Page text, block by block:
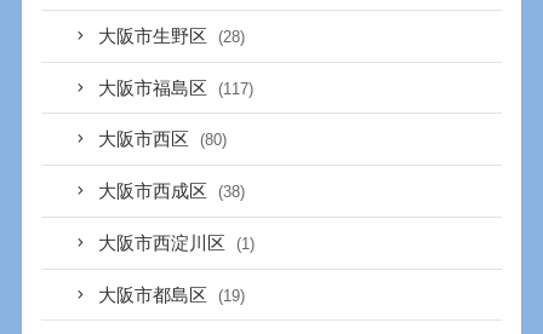
大阪市生野区 (28)
大阪市福島区 (117)
大阪市西区 (80)
大阪市西成区 (38)
大阪市西淀川区 (1)
大阪市都島区 (19)